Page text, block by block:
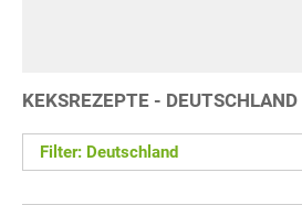
KEKSREZEPTE - DEUTSCHLAND
Filter: Deutschland